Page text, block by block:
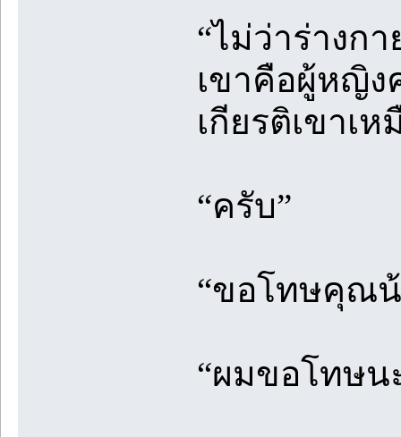
“ไม่ว่าร่างก
เขาคือผู้หญิ
เกียรติเขาเ
“ครับ”
“ขอโทษคุณ
“ผมขอโทษ